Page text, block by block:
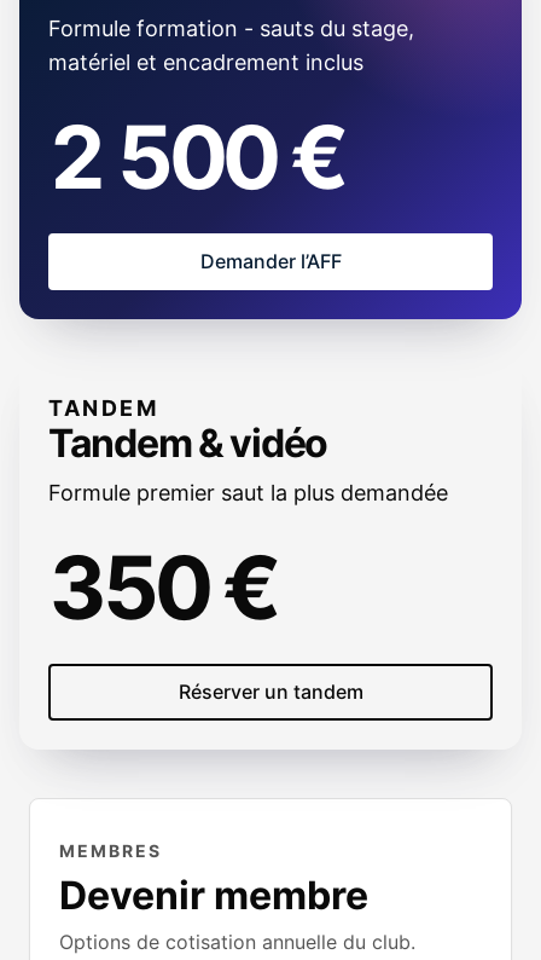
Formule formation - sauts du stage,
matériel et encadrement inclus
2 500 €
Demander l’AFF
TANDEM
Tandem & vidéo
Formule premier saut la plus demandée
350 €
Réserver un tandem
MEMBRES
Devenir membre
Options de cotisation annuelle du club.